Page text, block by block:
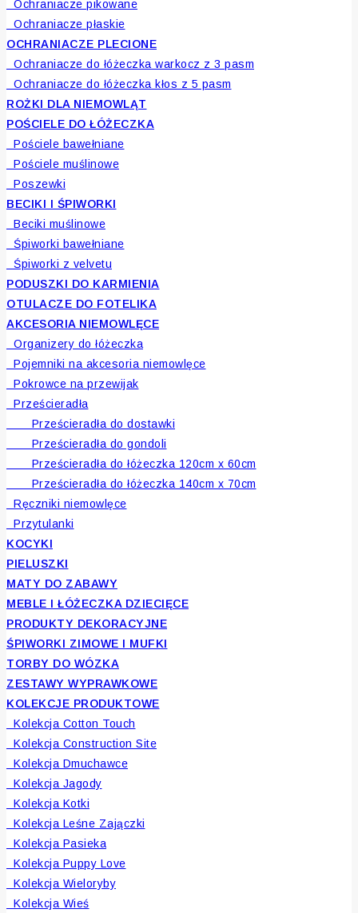
Ochraniacze pikowane
Ochraniacze płaskie
OCHRANIACZE PLECIONE
Ochraniacze do łóżeczka warkocz z 3 pasm
Ochraniacze do łóżeczka kłos z 5 pasm
ROŻKI DLA NIEMOWLĄT
POŚCIELE DO ŁÓŻECZKA
Pościele bawełniane
Pościele muślinowe
Poszewki
BECIKI I ŚPIWORKI
Beciki muślinowe
Śpiworki bawełniane
Śpiworki z velvetu
PODUSZKI DO KARMIENIA
OTULACZE DO FOTELIKA
AKCESORIA NIEMOWLĘCE
Organizery do łóżeczka
Pojemniki na akcesoria niemowlęce
Pokrowce na przewijak
Prześcieradła
Prześcieradła do dostawki
Prześcieradła do gondoli
Prześcieradła do łóżeczka 120cm x 60cm
Prześcieradła do łóżeczka 140cm x 70cm
Ręczniki niemowlęce
Przytulanki
KOCYKI
PIELUSZKI
MATY DO ZABAWY
MEBLE I ŁÓŻECZKA DZIECIĘCE
PRODUKTY DEKORACYJNE
ŚPIWORKI ZIMOWE I MUFKI
TORBY DO WÓZKA
ZESTAWY WYPRAWKOWE
KOLEKCJE PRODUKTOWE
Kolekcja Cotton Touch
Kolekcja Construction Site
Kolekcja Dmuchawce
Kolekcja Jagody
Kolekcja Kotki
Kolekcja Leśne Zajączki
Kolekcja Pasieka
Kolekcja Puppy Love
Kolekcja Wieloryby
Kolekcja Wieś